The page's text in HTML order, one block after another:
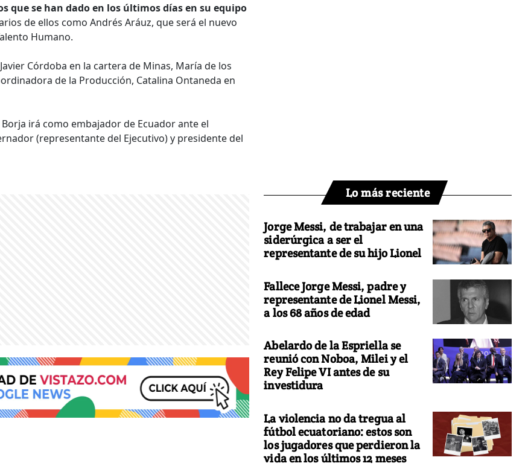
que se han dado en los últimos días en su equipo
de ellos como Andrés Aráuz, que será el nuevo
Humano.
Córdoba en la cartera de Minas, María de los
de la Producción, Catalina Ontaneda en
irá como embajador de Ecuador ante el
(representante del Ejecutivo) y presidente del
Lo más reciente
Jorge Messi, de trabajar en una
siderúrgica a ser el
representante de su hijo Lionel
Fallece Jorge Messi, padre y
representante de Lionel Messi,
a los 68 años de edad
Abelardo de la Espriella se
reunió con Noboa, Milei y el
Rey Felipe VI antes de su
investidura
La violencia no da tregua al
fútbol ecuatoriano: estos son
los jugadores que perdieron la
vida en los últimos 12 meses